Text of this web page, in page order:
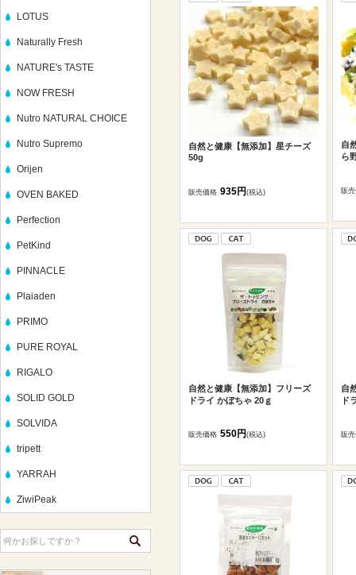
LOTUS
Naturally Fresh
NATURE's TASTE
NOW FRESH
Nutro NATURAL CHOICE
Nutro Supremo
Orijen
OVEN BAKED
Perfection
PetKind
PINNACLE
Plaiaden
PRIMO
PURE ROYAL
RIGALO
SOLID GOLD
SOLVIDA
tripett
YARRAH
ZiwiPeak
自然と健康【無添加】星チーズ
50g
販売価格 935円(税込)
自
ら
販
自然と健康【無添加】フリーズ
ドライ かぼちゃ 20ｇ
販売価格 550円(税込)
自
ド
販